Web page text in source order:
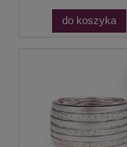
do koszyka